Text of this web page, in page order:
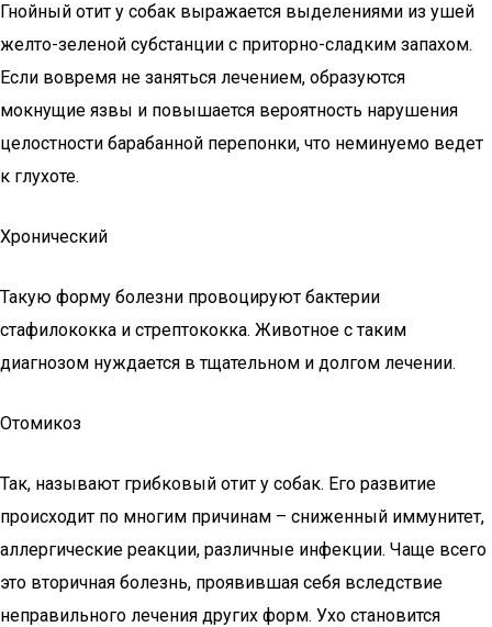
Гнойный отит у собак выражается выделениями из ушей
желто-зеленой субстанции с приторно-сладким запахом.
Если вовремя не заняться лечением, образуются
мокнущие язвы и повышается вероятность нарушения
целостности барабанной перепонки, что неминуемо ведет
к глухоте.
Хронический
Такую форму болезни провоцируют бактерии
стафилококка и стрептококка. Животное с таким
диагнозом нуждается в тщательном и долгом лечении.
Отомикоз
Так, называют грибковый отит у собак. Его развитие
происходит по многим причинам – сниженный иммунитет,
аллергические реакции, различные инфекции. Чаще всего
это вторичная болезнь, проявившая себя вследствие
неправильного лечения других форм. Ухо становится